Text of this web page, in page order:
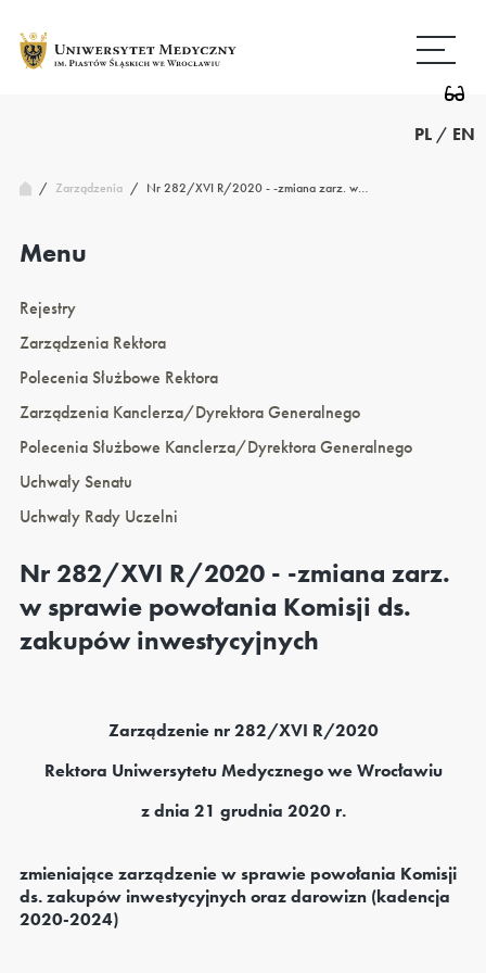
treści
strony
PL / EN
/ Zarządzenia / Nr 282/XVI R/2020 - -zmiana zarz. w…
Menu
Rejestry
Zarządzenia Rektora
Polecenia Służbowe Rektora
Zarządzenia Kanclerza/Dyrektora Generalnego
Polecenia Służbowe Kanclerza/Dyrektora Generalnego
Uchwały Senatu
Uchwały Rady Uczelni
Nr 282/XVI R/2020 - -zmiana zarz.
w sprawie powołania Komisji ds.
zakupów inwestycyjnych
Zarządzenie nr 282/XVI R/2020
Rektora Uniwersytetu Medycznego we Wrocławiu
z dnia 21 grudnia 2020 r.
zmieniające zarządzenie w sprawie powołania Komisji
ds. zakupów inwestycyjnych oraz darowizn (kadencja
2020-2024)